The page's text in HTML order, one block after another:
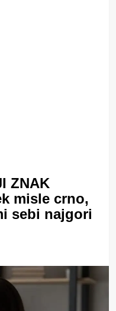
ZNAK
misle crno,
sebi najgori